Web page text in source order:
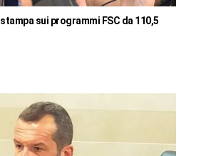
sui programmi FSC da 110,5